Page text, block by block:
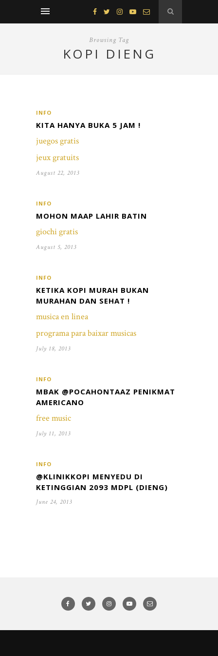
Browsing Tag
KOPI DIENG
INFO
KITA HANYA BUKA 5 JAM !
juegos gratis
jeux gratuits
August 22, 2013
INFO
MOHON MAAP LAHIR BATIN
giochi gratis
August 5, 2013
INFO
KETIKA KOPI MURAH BUKAN
MURAHAN DAN SEHAT !
musica en linea
programa para baixar musicas
July 18, 2013
INFO
MBAK @POCAHONTAAZ PENIKMAT
AMERICANO
free music
July 11, 2013
INFO
@KLINIKKOPI MENYEDU DI
KETINGGIAN 2093 MDPL (DIENG)
June 24, 2013